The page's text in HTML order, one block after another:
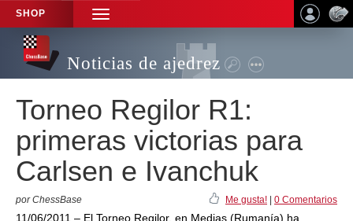
SHOP
TOGGLE
NAVIGATION
Noticias de ajedrez
Torneo Regilor R1:
primeras victorias para
Carlsen e Ivanchuk
por ChessBase Me gusta! 0 Comentarios
11/06/2011 – El Torneo Regilor, en Medias (Rumanía) ha